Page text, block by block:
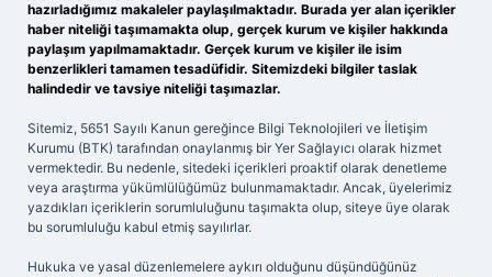
hazırladığımız makaleler paylaşılmaktadır. Burada yer alan içerikler
haber niteliği taşımamakta olup, gerçek kurum ve kişiler hakkında
paylaşım yapılmamaktadır. Gerçek kurum ve kişiler ile isim
benzerlikleri tamamen tesadüfidir. Sitemizdeki bilgiler taslak
halindedir ve tavsiye niteliği taşımazlar.
Sitemiz, 5651 Sayılı Kanun gereğince Bilgi Teknolojileri ve İletişim
Kurumu (BTK) tarafından onaylanmış bir Yer Sağlayıcı olarak hizmet
vermektedir. Bu nedenle, sitedeki içerikleri proaktif olarak denetleme
veya araştırma yükümlülüğümüz bulunmamaktadır. Ancak, üyelerimiz
yazdıkları içeriklerin sorumluluğunu taşımakta olup, siteye üye olarak
bu sorumluluğu kabul etmiş sayılırlar.
Hukuka ve yasal düzenlemelere aykırı olduğunu düşündüğünüz